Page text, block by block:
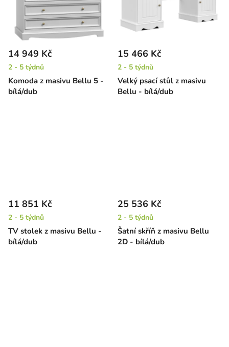
Komoda z masivu Bellu 5 -
bílá/dub
14 949 Kč
2 - 5 týdnů
Velký psací stůl z masivu
Bellu - bílá/dub
15 466 Kč
2 - 5 týdnů
TV stolek z masivu Bellu -
bílá/dub
11 851 Kč
2 - 5 týdnů
Šatní skříň z masivu Bellu
2D - bílá/dub
25 536 Kč
2 - 5 týdnů